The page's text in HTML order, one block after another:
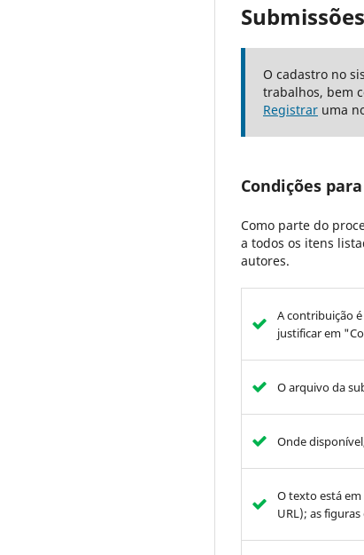
Submissões
O cadastro no
trabalhos, bem
Registrar uma
Condições
Como parte do
a todos os itens
autores.
A contribuição
justificar em
O arquivo da
Onde
O texto está
URL); as